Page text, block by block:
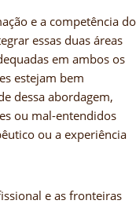
e a competência do
essas duas áreas
em ambos os
estejam bem
dessa abordagem,
ou mal-entendidos
ou a experiência
e as fronteiras